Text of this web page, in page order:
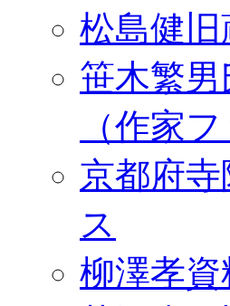
松島健旧
笹木繁
（作家
京都府
ス
柳澤孝